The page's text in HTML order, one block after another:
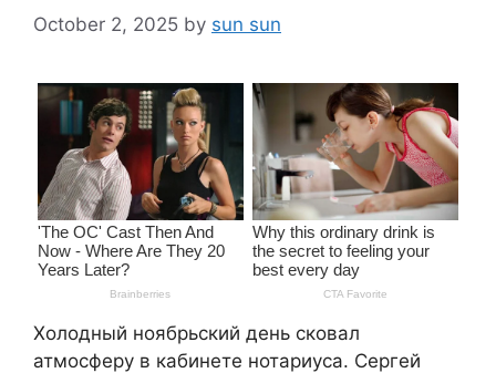
October 2, 2025 by sun sun
Холодный ноябрьский день сковал
атмосферу в кабинете нотариуса. Сергей